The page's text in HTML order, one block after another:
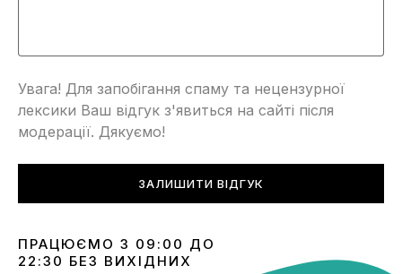
Увага! Для запобігання спаму та нецензурної
лексики Ваш відгук з'явиться на сайті після
модерації. Дякуємо!
ЗАЛИШИТИ ВІДГУК
ПРАЦЮЄМО З 09:00 ДО
22:30 БЕЗ ВИХІДНИХ